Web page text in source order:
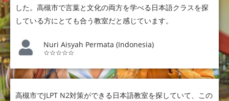
した。高槻市で言葉と文化の両方を学べる日本語クラスを探
している方にとても合う教室だと感じています。
Nuri Aisyah Permata (Indonesia)
☆☆☆☆☆
高槻市でJLPT N2対策ができる日本語教室を探していて、この